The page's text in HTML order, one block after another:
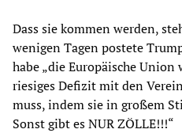
Dass sie kommen werden,
wenigen Tagen postete
habe „die Europäische Union
riesiges Defizit mit den
muss, indem sie in großem
Sonst gibt es NUR ZÖLLE!!!“